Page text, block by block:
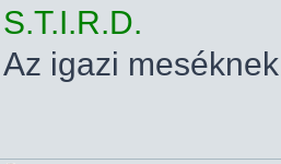
S.T.I.R.D.
Az igazi